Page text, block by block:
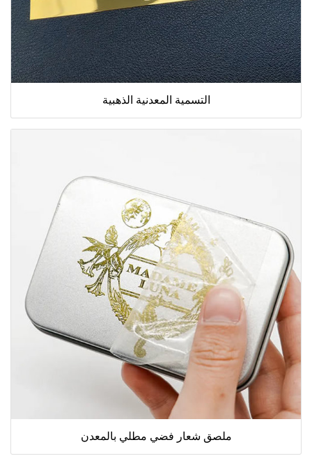
التسمية المعدنية الذهبية
ملصق شعار فضي مطلي بالمعدن